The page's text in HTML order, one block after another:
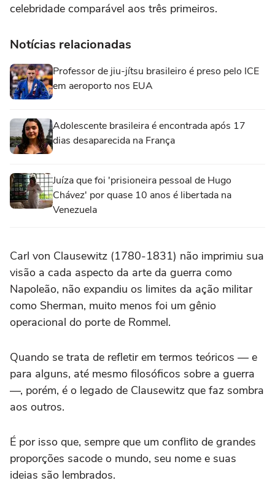
celebridade comparável aos três primeiros.
Notícias relacionadas
Professor de jiu-jítsu brasileiro é preso pelo ICE
em aeroporto nos EUA
Adolescente brasileira é encontrada após 17
dias desaparecida na França
Juíza que foi 'prisioneira pessoal de Hugo
Chávez' por quase 10 anos é libertada na
Venezuela
Carl von Clausewitz (1780-1831) não imprimiu sua
visão a cada aspecto da arte da guerra como
Napoleão, não expandiu os limites da ação militar
como Sherman, muito menos foi um gênio
operacional do porte de Rommel.
Quando se trata de refletir em termos teóricos — e
para alguns, até mesmo filosóficos sobre a guerra
—, porém, é o legado de Clausewitz que faz sombra
aos outros.
É por isso que, sempre que um conflito de grandes
proporções sacode o mundo, seu nome e suas
ideias são lembrados.